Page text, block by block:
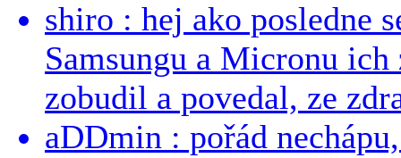
shiro : hej ako posledne
Samsungu a Micronu
zobudil a povedal, ze
aDDmin : pořád